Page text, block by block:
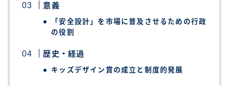
意義
「安全設計」を市場に普及させるための行政
の役割
歴史・経過
キッズデザイン賞の成立と制度的発展